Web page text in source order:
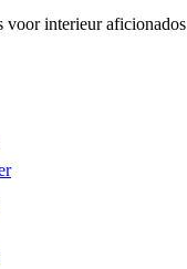
voor interieur aficionados